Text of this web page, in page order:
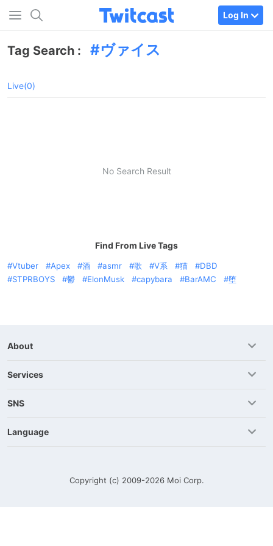
Log In
Tag Search : ヴァイス
Live(0)
No Search Result
Find From Live Tags
Vtuber Apex 酒 asmr 歌 V系 猫
DBD
STPRBOYS
鬱 ElonMusk capybara BarAMC 堕
About
Services
SNS
Language
Copyright (c) 2009-2026 Moi Corp.